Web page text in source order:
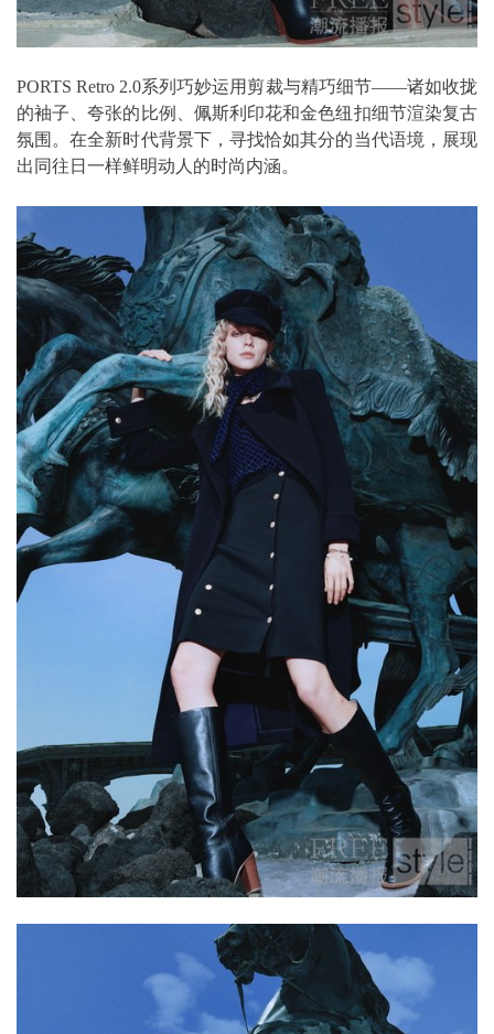
PORTS Retro 2.0系列巧妙运用剪裁与精巧细节——诸如收拢
的袖子、夸张的比例、佩斯利印花和金色纽扣细节渲染复古
氛围。在全新时代背景下，寻找恰如其分的当代语境，展现
出同往日一样鲜明动人的时尚内涵。